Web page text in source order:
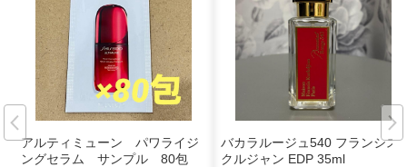
アルティミューン パワライジ
ングセラム サンプル 80包
バカラルージュ540 フランシス
クルジャン EDP 35ml